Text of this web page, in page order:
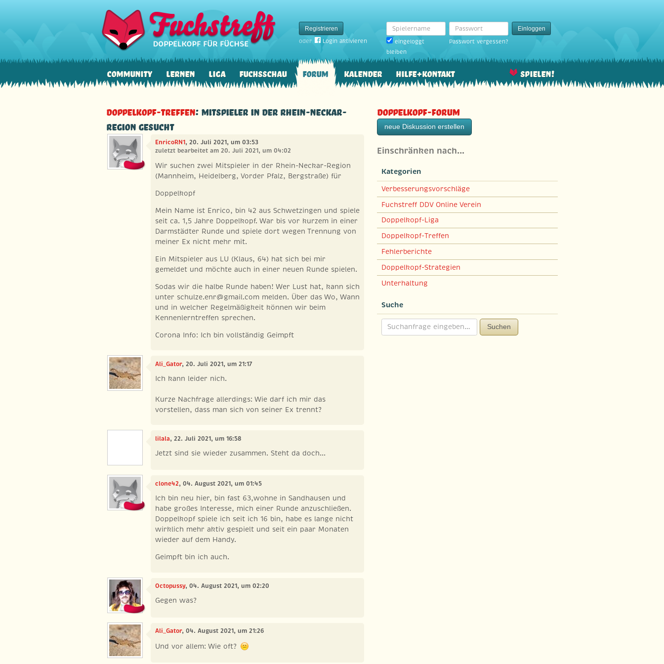
Registrieren
oder
Login aktivieren
Spielername
eingeloggt
bleiben
Passwort
Einloggen
Passwort vergessen?
Community Lernen Liga Fuchsschau Forum Kalender Hilfe+Kontakt Spielen!
Doppelkopf-Treffen: Mitspieler in der Rhein-Neckar-
Region gesucht
EnricoRN1, 20. Juli 2021, um 03:53
zuletzt bearbeitet am 20. Juli 2021, um 04:02
Wir suchen zwei Mitspieler in der Rhein-Neckar-Region
(Mannheim, Heidelberg, Vorder Pfalz, Bergstraße) für
Doppelkopf
Mein Name ist Enrico, bin 42 aus Schwetzingen und spiele
seit ca. 1,5 Jahre Doppelkopf. War bis vor kurzem in einer
Darmstädter Runde und spiele dort wegen Trennung von
meiner Ex nicht mehr mit.
Ein Mitspieler aus LU (Klaus, 64) hat sich bei mir
gemeldet und möchte auch in einer neuen Runde spielen.
Sodas wir die halbe Runde haben! Wer Lust hat, kann sich
unter schulze.enr@gmail.com melden. Über das Wo, Wann
und in welcher Regelmäßigkeit können wir beim
Kennenlerntreffen sprechen.
Corona Info: Ich bin vollständig Geimpft
Ali_Gator, 20. Juli 2021, um 21:17
Ich kann leider nich.
Kurze Nachfrage allerdings: Wie darf ich mir das
vorstellen, dass man sich von seiner Ex trennt?
lilala, 22. Juli 2021, um 16:58
Jetzt sind sie wieder zusammen. Steht da doch...
clone42, 04. August 2021, um 01:45
Ich bin neu hier, bin fast 63,wohne in Sandhausen und
habe großes Interesse, mich einer Runde anzuschließen.
Doppelkopf spiele ich seit ich 16 bin, habe es lange nicht
wirklich mehr aktiv gespielt und seit ein paar Monaten
wieder auf dem Handy.
Geimpft bin ich auch.
Octopussy, 04. August 2021, um 02:20
Gegen was?
Ali_Gator, 04. August 2021, um 21:26
Und vor allem: Wie oft?
Doppelkopf-Forum
neue Diskussion erstellen
Einschränken nach…
Kategorien
Verbesserungsvorschläge
Fuchstreff DDV Online Verein
Doppelkopf-Liga
Doppelkopf-Treffen
Fehlerberichte
Doppelkopf-Strategien
Unterhaltung
Suche
Suchen